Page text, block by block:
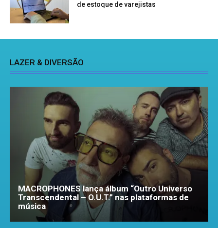
de estoque de varejistas
LAZER & DIVERSÃO
MACROPHONES lança álbum “Outro Universo
Transcendental – O.U.T.” nas plataformas de
música